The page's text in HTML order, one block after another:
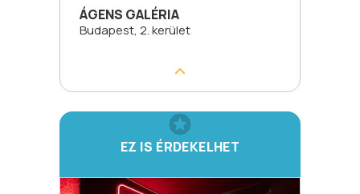
ÁGENS GALÉRIA
Budapest, 2. kerület
EZ IS ÉRDEKELHET